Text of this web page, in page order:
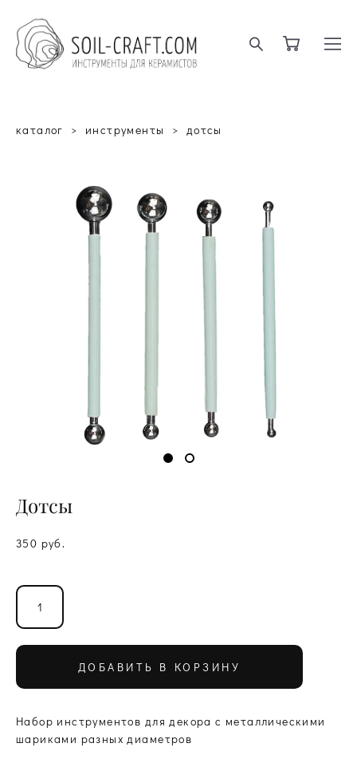
каталог > инструменты > дотсы
Дотсы
350 pуб.
ДОБАВИТЬ В КОРЗИНУ
Набор инструментов для декора с металлическими
шариками разных диаметров